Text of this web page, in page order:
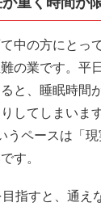
中の方にとっ
の業です。平
と、睡眠時間
してしまいま
うペースは「
す。
指すと、通え